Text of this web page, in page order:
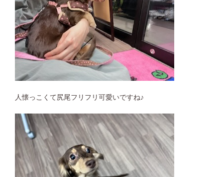
人懐っこくて尻尾フリフリ可愛いですね♪